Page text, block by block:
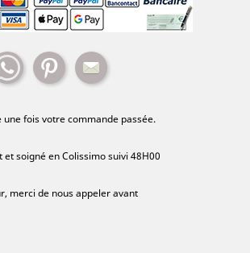
WhatsappPinterest
une fois votre commande passée.
et soigné en Colissimo suivi 48H00
merci de nous appeler avant